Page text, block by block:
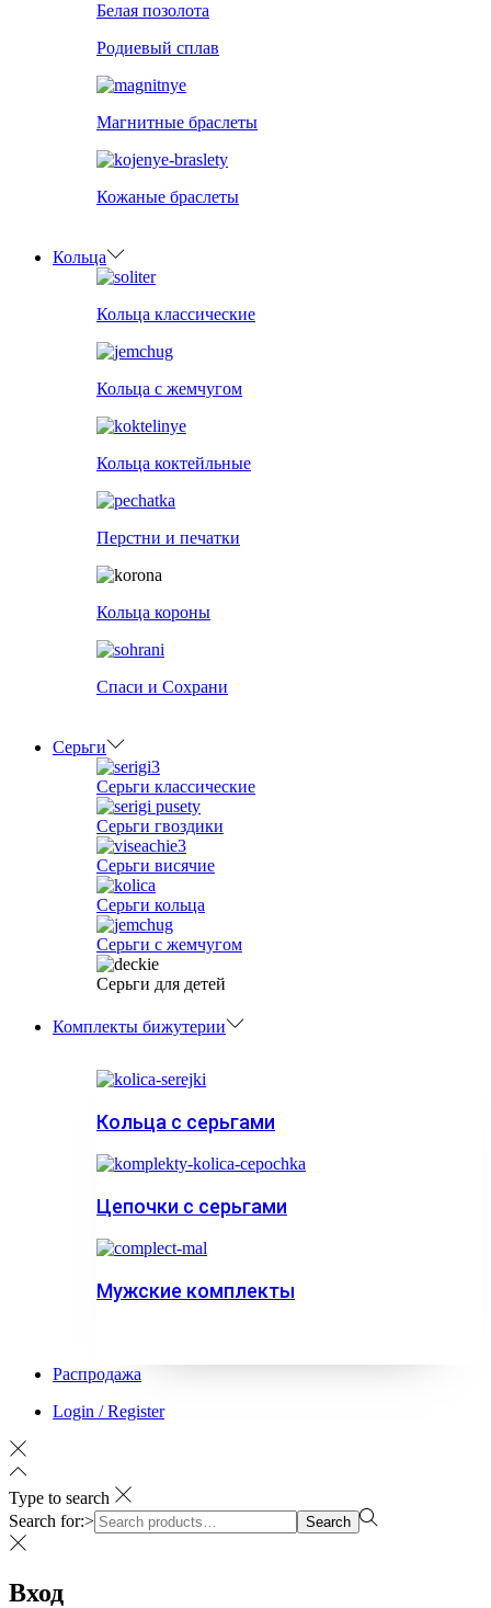
Белая позолота
Родиевый сплав
Магнитные браслеты
Кожаные браслеты
Кольца
Кольца классические
Кольца с жемчугом
Кольца коктейльные
Перстни и печатки
Кольца короны
Спаси и Сохрани
Серьги
Серьги классические
Серьги гвоздики
Серьги висячие
Серьги кольца
Серьги с жемчугом
Серьги для детей
Комплекты бижутерии
Кольца с серьгами
Цепочки с серьгами
Мужские комплекты
Распродажа
Login / Register
Type to search
Search for:>
Search
Вход